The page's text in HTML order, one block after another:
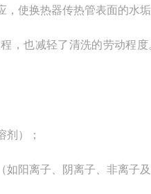
换热器传热管表面的水垢
也减轻了清洗的劳动程度
）；
离子、阴离子、非离子及